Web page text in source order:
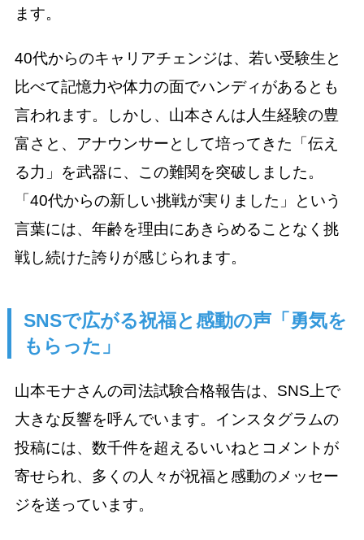
ます。
40代からのキャリアチェンジは、若い受験生と
比べて記憶力や体力の面でハンディがあるとも
言われます。しかし、山本さんは人生経験の豊
富さと、アナウンサーとして培ってきた「伝え
る力」を武器に、この難関を突破しました。
「40代からの新しい挑戦が実りました」という
言葉には、年齢を理由にあきらめることなく挑
戦し続けた誇りが感じられます。
SNSで広がる祝福と感動の声「勇気を
もらった」
山本モナさんの司法試験合格報告は、SNS上で
大きな反響を呼んでいます。インスタグラムの
投稿には、数千件を超えるいいねとコメントが
寄せられ、多くの人々が祝福と感動のメッセー
ジを送っています。